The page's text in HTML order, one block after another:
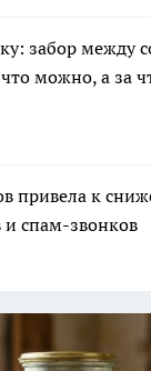
забор между
можно, а за
привела к
и спам-звонков